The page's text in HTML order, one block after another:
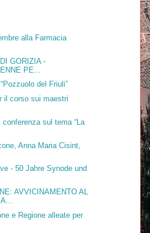
alla Farmacia
GORIZIA -
PE...
del Friuli”
il corso sui maestri
sul tema “La
Anna Maria Cisint,
- 50 Jahre Synode und
AVVICINAMENTO AL
e Regione alleate per